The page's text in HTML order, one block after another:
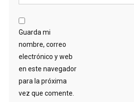
Guarda mi
nombre, correo
electrónico y web
en este navegador
para la próxima
vez que comente.